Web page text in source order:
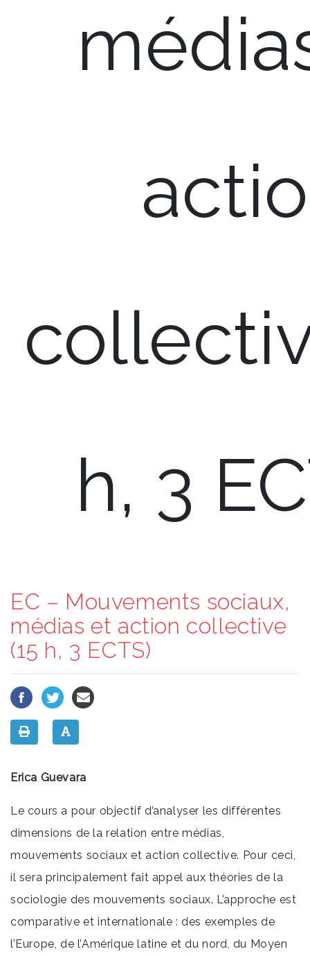
h, 3
EC – Mouvements sociaux,
médias et action collective
(15 h, 3 ECTS)
Erica Guevara
Le cours a pour objectif d’analyser les différentes
dimensions de la relation entre médias,
mouvements sociaux et action collective. Pour ceci,
il sera principalement fait appel aux théories de la
sociologie des mouvements sociaux. L’approche est
comparative et internationale : des exemples de
l’Europe, de l’Amérique latine et du nord, du Moyen